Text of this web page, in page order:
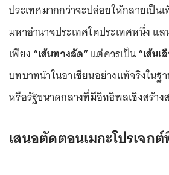
ประเทศมากกว่าจะปล่อยให้กลายเป็
มหาอำนาจประเทศใดประเทศหนึ่ง แ
เพียง “เส้นทางลัด” แต่ควรเป็น“เส้นเ
บทบาทนำในอาเซียนอย่างแท้จริงในฐ
หรือรัฐขนาดกลางที่มีอิทธิพลเชิงสร้าง
เสนอตัดตอนเมกะโปรเจก